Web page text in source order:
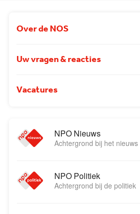
Over de NOS
Uw vragen & reacties
Vacatures
NPO Nieuws
Achtergrond bij het nieuws
NPO Politiek
Achtergrond bij de politiek